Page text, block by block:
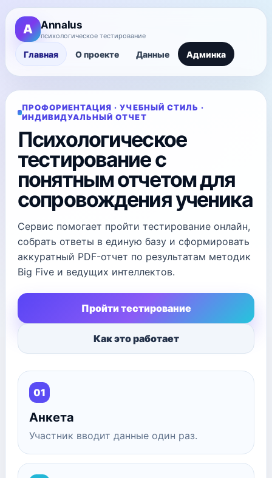
A AnnaIus
психологическое тестирование
Главная О проекте Данные Админка
ПРОФОРИЕНТАЦИЯ · УЧЕБНЫЙ СТИЛЬ ·
ИНДИВИДУАЛЬНЫЙ ОТЧЕТ
Психологическое
тестирование с
понятным отчетом для
сопровождения ученика
Сервис помогает пройти тестирование онлайн,
собрать ответы в единую базу и сформировать
аккуратный PDF-отчет по результатам методик
Big Five и ведущих интеллектов.
Пройти тестирование
Как это работает
01
Анкета
Участник вводит данные один раз.